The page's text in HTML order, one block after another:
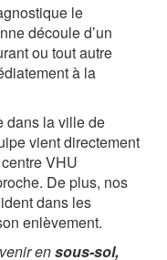
le
découle d’un
ou tout autre
à la
dans la ville de
vient directement
VHU
De plus, nos
dans les
enlèvement.
ensous-sol,